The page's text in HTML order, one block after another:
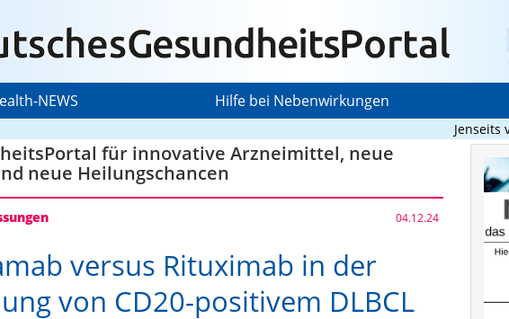
NEWS Hilfe bei Nebenwirkungen
Jenseits von
für innovative Arzneimittel, neue
neue Heilungschancen
04.12.24
versus Rituximab in der
von CD20-positivem DLBCL